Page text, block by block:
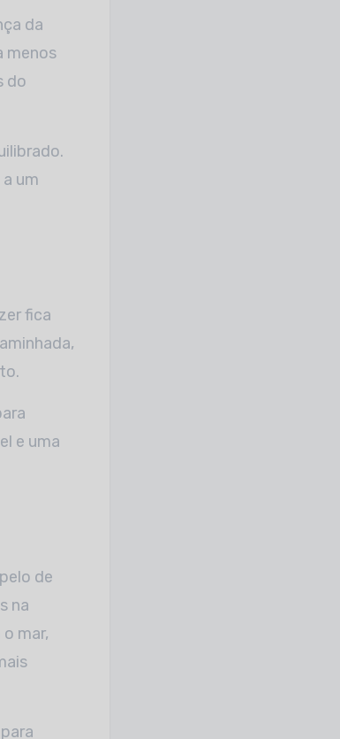
da
menos
do
um
fica
e uma
de
na
mar,